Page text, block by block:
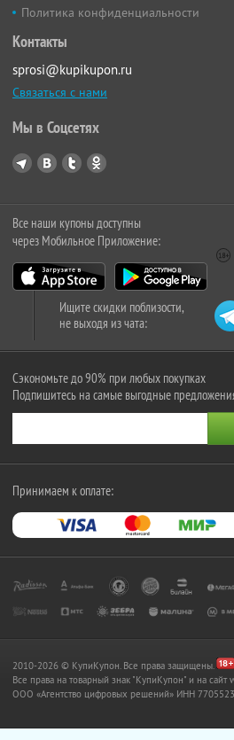
Политика конфиденциальности
Контакты
sprosi@kupikupon.ru
Связаться с нами
Мы в Соцсетях
Все наши купоны доступны
через Мобильное Приложение:
Ищите скидки поблизости,
не выходя из чата:
Сэкономьте до 90% при любых покупках
Подпишитесь на самые выгодные
Принимаем к оплате:
2010-2026 © КупиКупон. Все права защищены.
Все права на товарный знак "КупиКупон" и на
OOO «Агентство цифровых решений» ИНН